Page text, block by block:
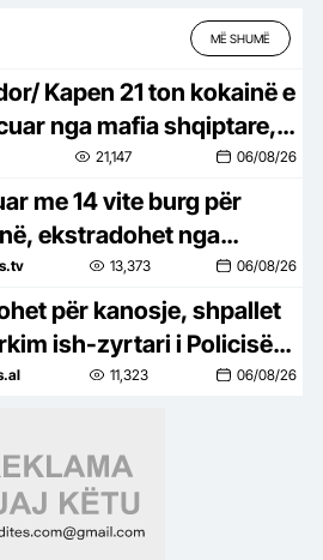
MË SHUMË
Kapen 21 ton kokainë e
nga mafia shqiptare,
44 persona
21,147 06/08/26
me 14 vite burg për
ekstradohet nga
në Shqipëri “Kimisti”
13,373 06/08/26
për kanosje, shpallet
ish-zyrtari i Policisë
11,323 06/08/26